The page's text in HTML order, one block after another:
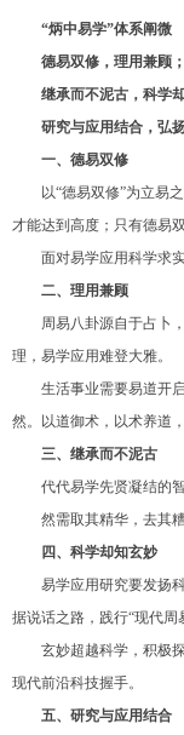
“炳中易学”体系阐微
德易双修，理用兼顾；
继承而不泥古，科学却
研究与应用结合，弘扬
一、德易双修
以“德易双修”为立易之
才能达到高度；只有德易
面对易学应用科学求实
二、理用兼顾
周易八卦源自于占卜
理，易学应用难登大雅。
生活事业需要易道开启
然。以道御术，以术养道，
三、继承而不泥古
代代易学先贤凝结的
然需取其精华，去其糟
四、科学却知玄妙
易学应用研究要发扬
据说话之路，践行“现代周
玄妙超越科学，积极探
现代前沿科技握手。
五、研究与应用结合